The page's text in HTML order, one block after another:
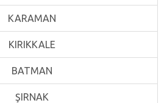
KARAMAN
KIRIKKALE
BATMAN
ŞIRNAK